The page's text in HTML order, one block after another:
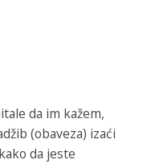
da im kažem,
(obaveza) izaći
da jeste